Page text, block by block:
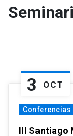
3 OCT
Conferencias
III Santiago